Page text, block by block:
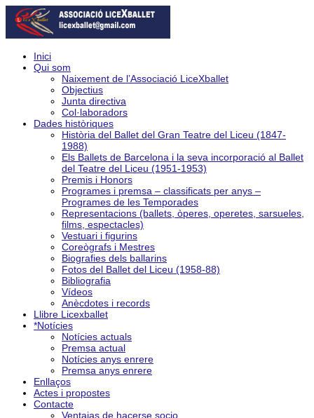
Inici
Qui som
Naixement de l’Associació LiceXballet
Objectius
Junta directiva
Col·laboradors
Dades històriques
Història del Ballet del Gran Teatre del Liceu (1847-
1988)
Els Ballets de Barcelona i la seva incorporació al Ballet
del Teatre del Liceu (1951-1953)
Premis i Honors
Programes i premsa – classificats per anys –
Programes de les Temporades
Representacions (ballets, òperes, operetes, sarsueles,
films, espectacles)
Vestuari i figurins
Coreògrafs i Mestres
Biografies dels ballarins
Fotos del Ballet del Liceu (1958-88)
Bibliografia
Vídeos
Anècdotes i records
Llibre Licexballet
*Notícies
Notícies actuals
Premsa actual
Notícies anys enrere
Premsa anys enrere
Enllaços
Actes i propostes
Contacte
Ventajas de hacerse socio